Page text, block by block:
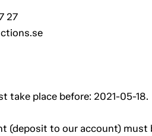
27
take place before: 2021-05-18.
(deposit to our account)